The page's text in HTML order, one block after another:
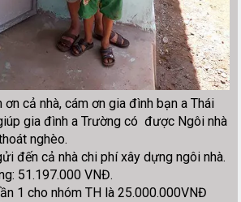
cả nhà, cám ơn gia đình bạn a Thái
gia đình a Trường có được Ngôi nhà
nghèo.
đến cả nhà chi phí xây dựng ngôi nhà.
51.197.000 VNĐ.
1 cho nhóm TH là 25.000.000VNĐ